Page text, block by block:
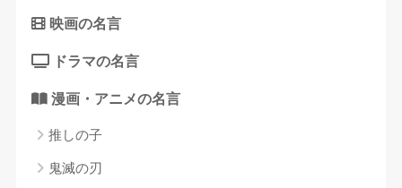
映画の名言
ドラマの名言
漫画・アニメの名言
推しの子
鬼滅の刃